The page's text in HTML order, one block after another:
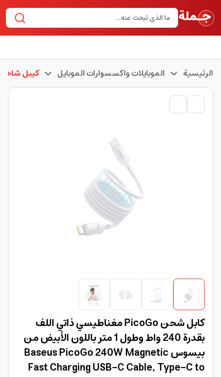
الرئيسية الموبايلات واكسسوارات الموبايل كيبل
كابل شحن PicoGo مغناطيسي ذاتي اللف
بقدرة 240 واط وطول 1 متر باللون الأبيض من
بيسوس Baseus PicoGo 240W Magnetic
Fast Charging USB-C Cable, Type-C to